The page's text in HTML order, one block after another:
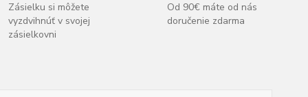
Zásielku si môžete
vyzdvihnúť v svojej
zásielkovni
Od 90€ máte od nás
doručenie zdarma